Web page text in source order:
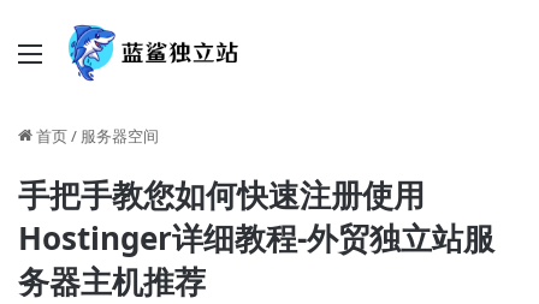
菜单
首页/ 服务器空间
手把手教您如何快速注册使用
Hostinger详细教程-外贸独立站服
务器主机推荐